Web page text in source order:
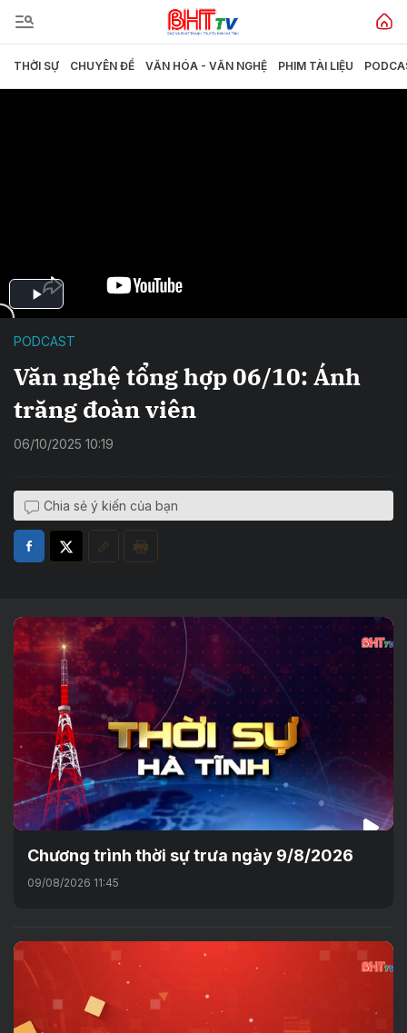
THỜI SỰ CHUYÊN ĐỀ VĂN HÓA - VĂN NGHỆ PHIM TÀI LIỆU
PODCAST
Văn nghệ tổng hợp 06/10: Ánh
trăng đoàn viên
06/10/2025 10:19
Chia sẻ ý kiến của bạn
Chương trình thời sự trưa ngày 9/8/2026
09/08/2026 11:45